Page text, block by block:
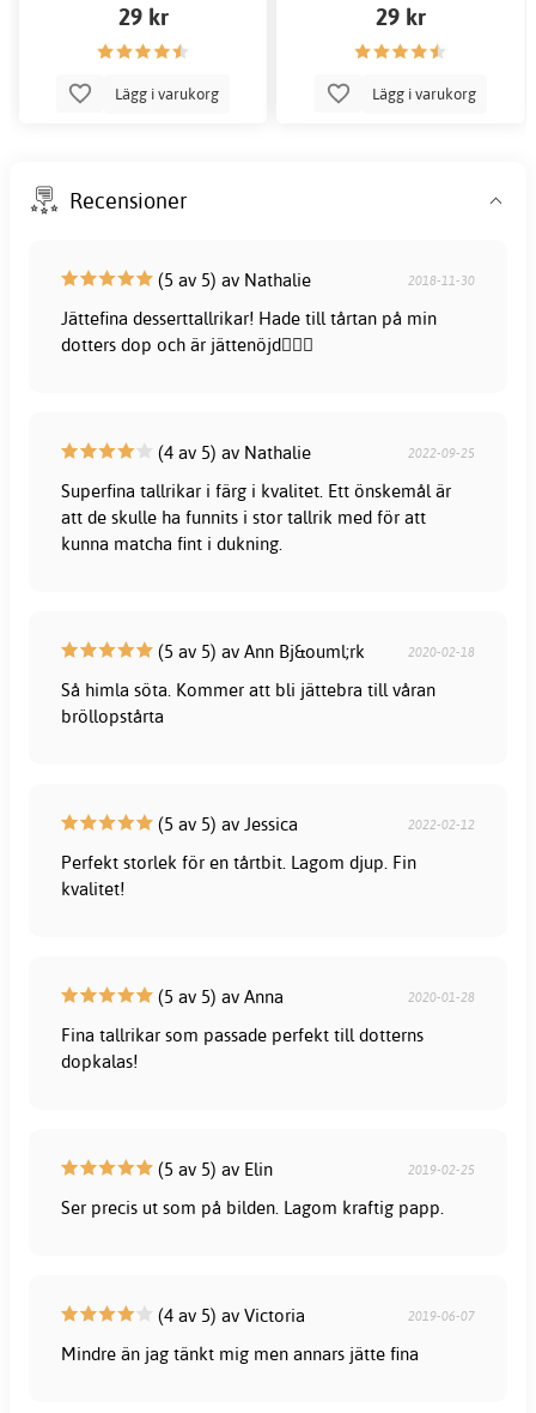
29 kr
Lägg i varukorg
29 kr
Lägg i varukorg
Recensioner
(5 av 5) av Nathalie 2018-11-30
Jättefina desserttallrikar! Hade till tårtan på min
dotters dop och är jättenöjd👍🏼😍
(4 av 5) av Nathalie 2022-09-25
Superfina tallrikar i färg i kvalitet. Ett önskemål är
att de skulle ha funnits i stor tallrik med för att
kunna matcha fint i dukning.
(5 av 5) av Ann Bj&ouml;rk 2020-02-18
Så himla söta. Kommer att bli jättebra till våran
bröllopstårta
(5 av 5) av Jessica 2022-02-12
Perfekt storlek för en tårtbit. Lagom djup. Fin
kvalitet!
(5 av 5) av Anna 2020-01-28
Fina tallrikar som passade perfekt till dotterns
dopkalas!
(5 av 5) av Elin 2019-02-25
Ser precis ut som på bilden. Lagom kraftig papp.
(4 av 5) av Victoria 2019-06-07
Mindre än jag tänkt mig men annars jätte fina